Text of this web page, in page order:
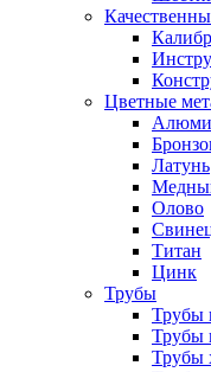
Цветные
Латунь
Олово
Титан
Цинк
Трубы
Трубы
Трубы
Трубы